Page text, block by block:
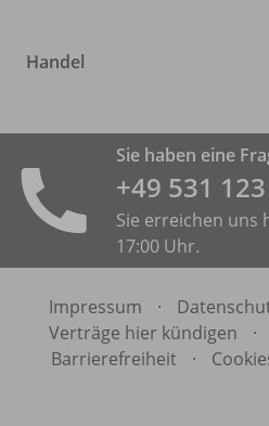
Handel
Sie haben eine
+49 531
Sie erreichen uns
17:00 Uhr.
Impressum ·
Verträge hier kündigen
·
Barrierefreiheit
·